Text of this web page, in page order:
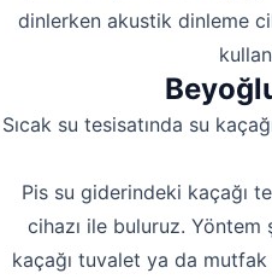
dinlerken akustik dinleme
Sıcak su tesisatında su
Pis su giderindeki kaçağı
cihazı ile buluruz. Yöntem
kaçağı tuvalet ya da mutfak